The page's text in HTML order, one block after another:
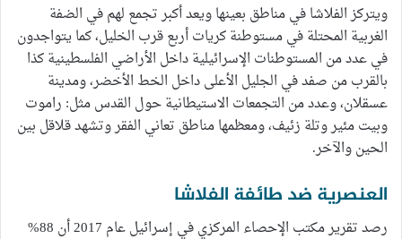
ويتركز الفلاشا في مناطق بعينها ويعد أكبر تجمع لهم في الضفة
الغربية المحتلة في مستوطنة كريات أربع قرب الخليل، كما يتواجدون
في عدد من المستوطنات الإسرائيلية داخل الأراضي الفلسطينية كذا
بالقرب من صفد في الجليل الأعلى داخل الخط الأخضر، ومدينة
عسقلان، وعدد من التجمعات الاستيطانية حول القدس مثل: راموت
وبيت مئير وتلة زئيف، ومعظمها مناطق تعاني الفقر وتشهد قلاقل بين
الحين والآخر.
العنصرية ضد طائفة الفلاشا
رصد تقرير مكتب الإحصاء المركزي في إسرائيل عام 2017 أن 88%